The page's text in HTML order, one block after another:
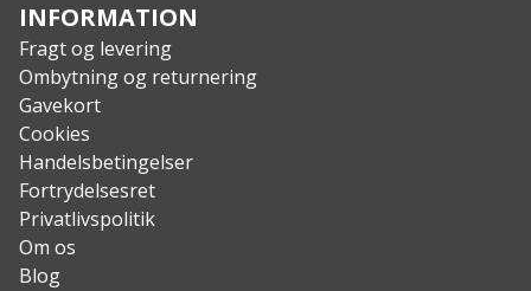
INFORMATION
Fragt og levering
Ombytning og returnering
Gavekort
Cookies
Handelsbetingelser
Fortrydelsesret
Privatlivspolitik
Om os
Blog